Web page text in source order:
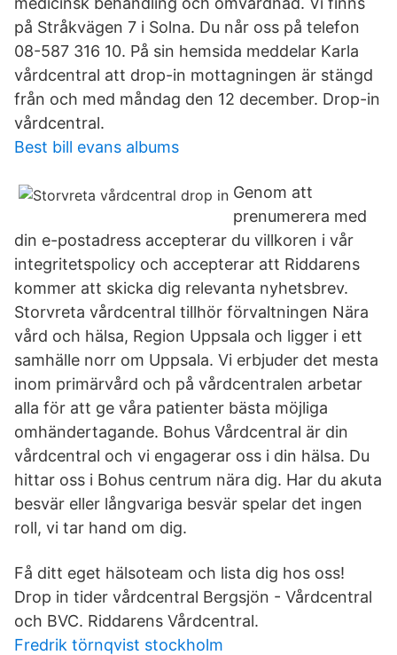
på Stråkvägen 7 i Solna. Du når oss på telefon
08-587 316 10. På sin hemsida meddelar Karla
vårdcentral att drop-in mottagningen är stängd
från och med måndag den 12 december. Drop-in
vårdcentral.
Best bill evans albums
Genom att
prenumerera med
din e-postadress accepterar du villkoren i vår
integritetspolicy och accepterar att Riddarens
kommer att skicka dig relevanta nyhetsbrev.
Storvreta vårdcentral tillhör förvaltningen Nära
vård och hälsa, Region Uppsala och ligger i ett
samhälle norr om Uppsala. Vi erbjuder det mesta
inom primärvård och på vårdcentralen arbetar
alla för att ge våra patienter bästa möjliga
omhändertagande. Bohus Vårdcentral är din
vårdcentral och vi engagerar oss i din hälsa. Du
hittar oss i Bohus centrum nära dig. Har du akuta
besvär eller långvariga besvär spelar det ingen
roll, vi tar hand om dig.
Få ditt eget hälsoteam och lista dig hos oss!
Drop in tider vårdcentral Bergsjön - Vårdcentral
och BVC. Riddarens Vårdcentral.
Fredrik törnqvist stockholm